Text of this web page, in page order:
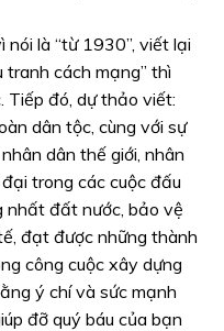
là “từ 1930”, viết lại
cách mạng” thì
Tiếp đó, dự thảo viết:
dân tộc, cùng với sự
dân thế giới, nhân
trong các cuộc đấu
nhất đất nước, bảo vệ
đạt được những thành
công cuộc xây dựng
ý chí và sức mạnh
đỡ quý báu của bạn